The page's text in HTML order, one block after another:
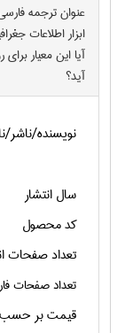
عنوان ترجمه
ابزار اطلاعات
آیا این معیار
آید؟
نویسنده/ناشر/
سال انتشار
کد محصول
تعداد صفحات
تعداد صفحات
قیمت بر حسب